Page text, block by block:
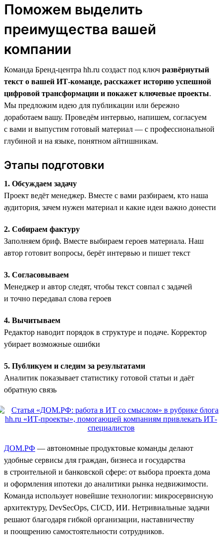
Поможем выделить
преимущества вашей
компании
Команда Бренд-центра hh.ru создаст под ключ развёрнутый
текст о вашей ИТ-команде, расскажет историю успешной
цифровой трансформации и покажет ключевые проекты.
Мы предложим идею для публикации или бережно
доработаем вашу. Проведём интервью, напишем, согласуем
с вами и выпустим готовый материал — с профессиональной
глубиной и на языке, понятном айтишникам.
Этапы подготовки
1. Обсуждаем задачу
Проект ведёт менеджер. Вместе с вами разбираем, кто наша
аудитория, зачем нужен материал и какие идеи важно донести
2. Собираем фактуру
Заполняем бриф. Вместе выбираем героев материала. Наш
автор готовит вопросы, берёт интервью и пишет текст
3. Согласовываем
Менеджер и автор следят, чтобы текст совпал с задачей
и точно передавал слова героев
4. Вычитываем
Редактор наводит порядок в структуре и подаче. Корректор
убирает возможные ошибки
5. Публикуем и следим за результатами
Аналитик показывает статистику готовой статьи и даёт
обратную связь
ДОМ.РФ — автономные продуктовые команды делают
удобные сервисы для граждан, бизнеса и государства
в строительной и банковской сфере: от выбора проекта дома
и оформления ипотеки до аналитики рынка недвижимости.
Команда использует новейшие технологии: микросервисную
архитектуру, DevSecOps, CI/CD, ИИ. Нетривиальные задачи
решают благодаря гибкой организации, наставничеству
и поощрению самостоятельности сотрудников.